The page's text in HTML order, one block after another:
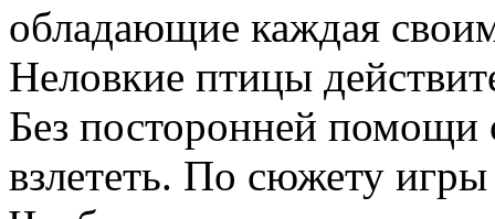
обладающие каждая
Неловкие птицы
Без посторонней помощи
взлететь. По сюжету